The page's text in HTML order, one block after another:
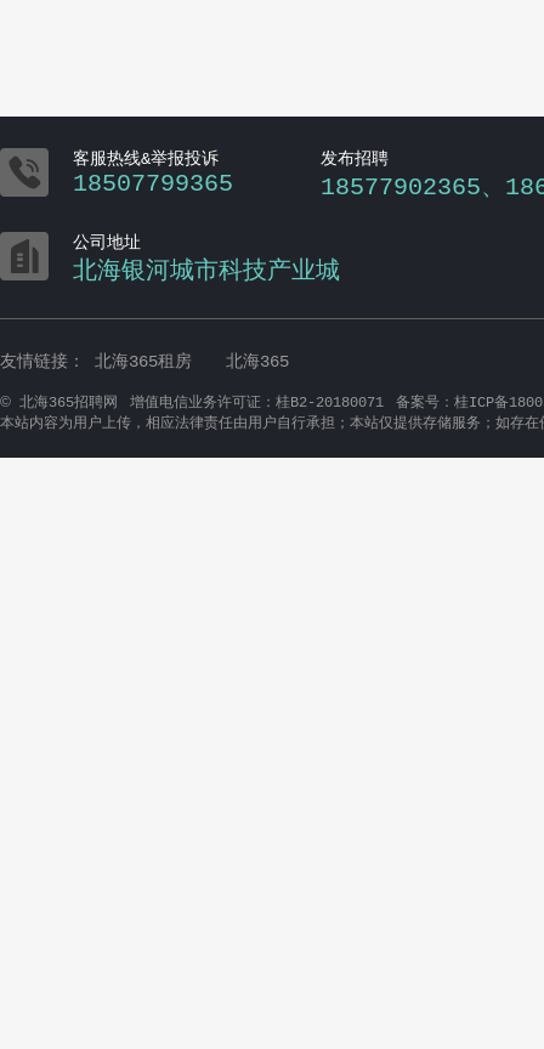
 客服热线&举报投诉
18507799365
发布招聘
18577902365、
 公司地址
北海银河城市科技产业城
友情链接： 北海365租房 北海365
© 北海365招聘网 增值电信业务许可证：桂B2-20180071
备案号：桂ICP备
本站内容为用户上传，相应法律责任由用户自行承担；本站仅提供存储服务；如存